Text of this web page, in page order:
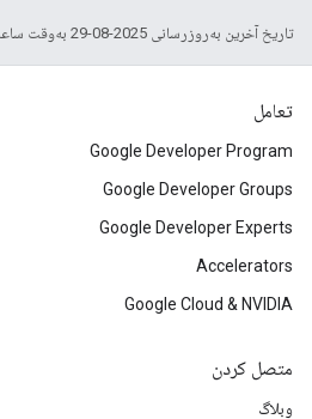
تاریخ آخرین به‌روزرسانی 2025-08-29 به‌وقت ساعت هماهنگ جهانی.
تعامل
Google Developer Program
Google Developer Groups
Google Developer Experts
Accelerators
Google Cloud & NVIDIA
متصل کردن
وبلاگ